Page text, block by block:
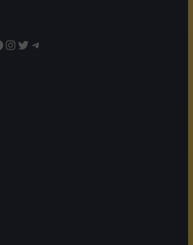
Instagram
TwitterTelegram